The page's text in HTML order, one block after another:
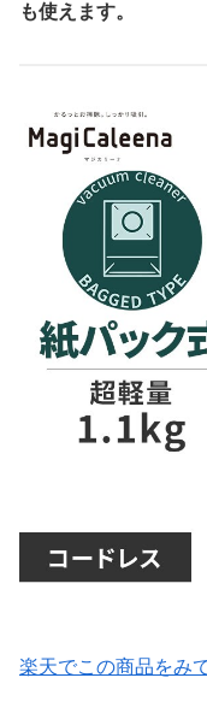
も使えます。
楽天でこの商品をみ